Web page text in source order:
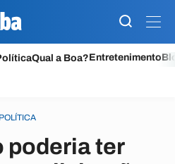
Qual a Boa?Entretenimento
POLÍTICA
poderia ter